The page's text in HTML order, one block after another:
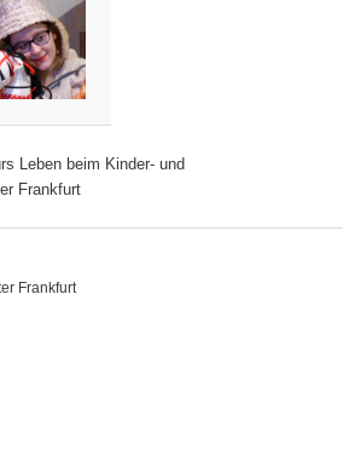
Leben beim Kinder- und
Frankfurt
Frankfurt